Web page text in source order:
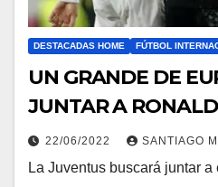
DESTACADAS HOME FÚTBOL
UN GRANDE DE
JUNTAR A
22/06/2022 SANTIAGO
La Juventus buscará juntar a